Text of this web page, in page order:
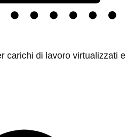
carichi di lavoro virtualizzati e